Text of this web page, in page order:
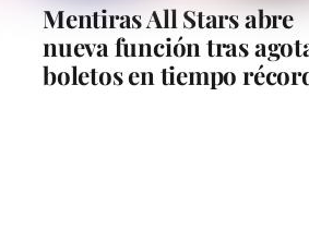
Mentiras All Stars abre
nueva función tras
boletos en tiempo